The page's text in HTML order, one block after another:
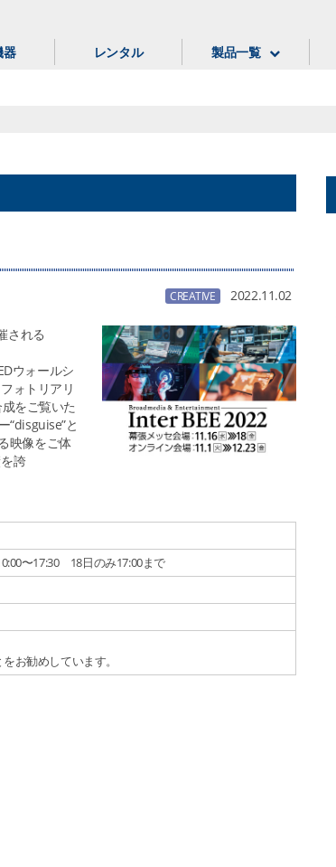
器 レンタル 製品一覧
CREATIVE 2022.11.02
される
ウォールシ
ォトリアリ
をご覧いた
“disguise”と
映像をご体
誇
〜17:30 18日のみ17:00まで
お勧めしています。